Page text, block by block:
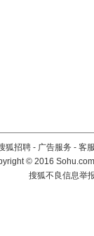
狐招聘 - 广告服务 - 客
©2016
搜狐不良信息举